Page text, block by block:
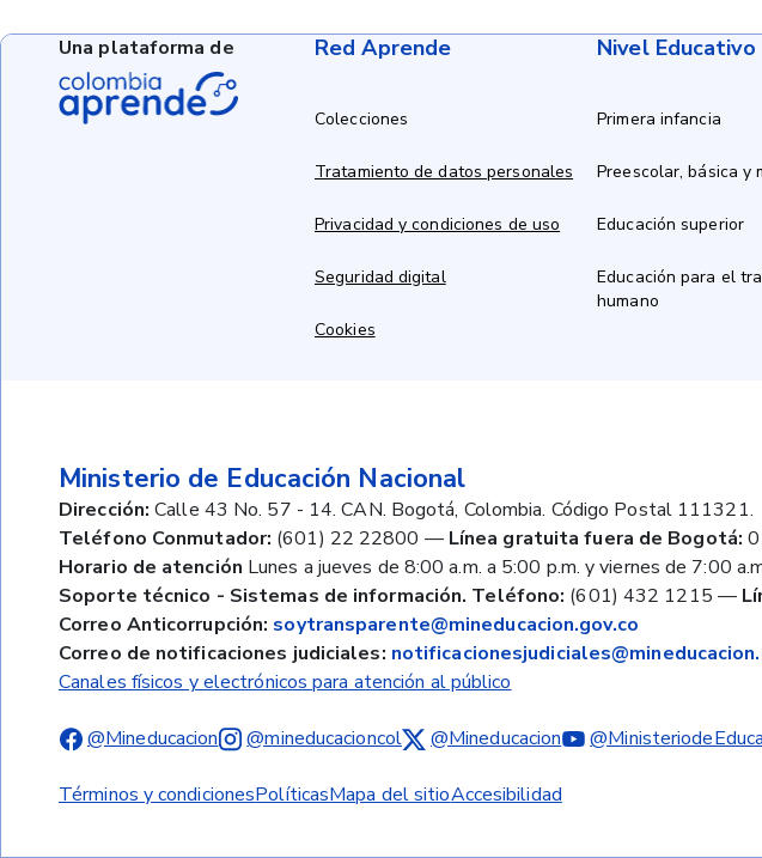
Red Aprende
Colecciones
Tratamiento de datos personales
Privacidad y condiciones de uso
Seguridad digital
Cookies
Nivel Educativo
Primera infancia
Preescolar, básica y
Educación superior
Educación para el
humano
Ministerio de Educación Nacional
Dirección: Calle 43 No. 57 - 14. CAN. Bogotá, Colombia. Código Postal 111321.
Teléfono Conmutador: (601) 22 22800 — Línea gratuita fuera de Bogotá:
Horario de atención Lunes a jueves de 8:00 a.m. a 5:00 p.m. y viernes de 7:00
Soporte técnico - Sistemas de información. Teléfono: (601) 432 1215 —
Correo Anticorrupción: soytransparente@mineducacion.gov.co
Correo de notificaciones judiciales:
Canales físicos y electrónicos para atención al público
@Mineducacion @mineducacioncol @Mineducacion
Términos y condicionesPolíticasMapa del sitioAccesibilidad
Una plataforma de